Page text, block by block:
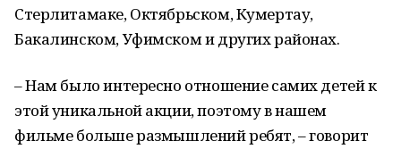
Стерлитамаке, Октябрьском, Кумертау,
Бакалинском, Уфимском и других районах.
– Нам было интересно отношение самих детей к
этой уникальной акции, поэтому в нашем
фильме больше размышлений ребят, – говорит